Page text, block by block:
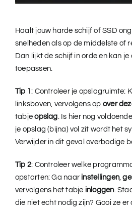
Haalt jouw harde schijf of SSD
snelheden als op de middelste of
Dan lijkt de schijf in orde en kan
toepassen.
Tip 1: Controleer je opslagruimte:
linksboven, vervolgens op over
tabjeopslag . Is hier nog
je opslag (bijna) vol zit wordt het
Verwijder in dit geval overbodige
Tip 2: Controleer welke
opstarten: Ga naar instellingen,
vervolgens het tabje inloggen.
die niet echt nodig zijn? Gooi ze er